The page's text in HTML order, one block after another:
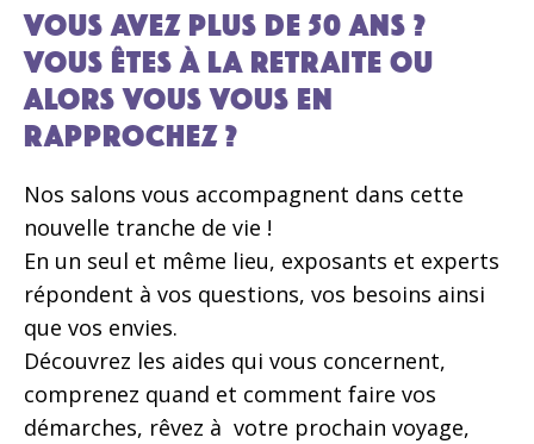
Vous avez plus de 50 ans ?
Vous êtes à la retraite ou
alors vous vous en
rapprochez ?
Nos salons vous accompagnent dans cette
nouvelle tranche de vie !
En un seul et même lieu, exposants et experts
répondent à vos questions, vos besoins ainsi
que vos envies.
Découvrez les aides qui vous concernent,
comprenez quand et comment faire vos
démarches, rêvez à votre prochain voyage,